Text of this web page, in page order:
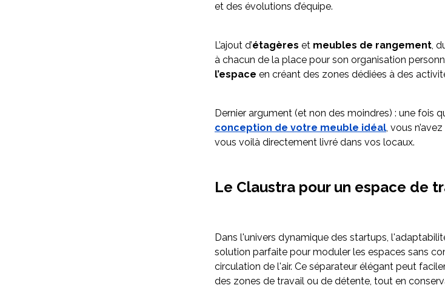
et des évolutions d’équipe.
L’ajout d’étagères et meubles de rangement,
à chacun de la place pour son organisation
l’espace en créant des zones dédiées à des
Dernier argument (et non des moindres) : une fois
conception de votre meuble idéal, vous
vous voilà directement livré dans vos locaux.
Le Claustra pour un espace de
Dans l'univers dynamique des startups,
solution parfaite pour moduler les espaces sans
circulation de l'air. Ce séparateur élégant peut
des zones de travail ou de détente, tout en